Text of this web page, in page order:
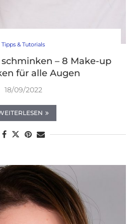
Tipps & Tutorials
– 8 Make-up
für alle Augen
18/09/2022